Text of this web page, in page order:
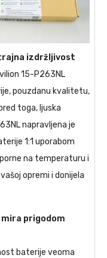
izdržljivost
15-P263NL
pouzdanu kvalitetu,
toga, ljuska
napravljena je
1:1 uporabom
na temperaturu i
opremi i donijela
prigodom
baterije veoma